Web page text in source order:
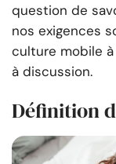
question de
nos exigences
culture mobile
à discussion.
Définition